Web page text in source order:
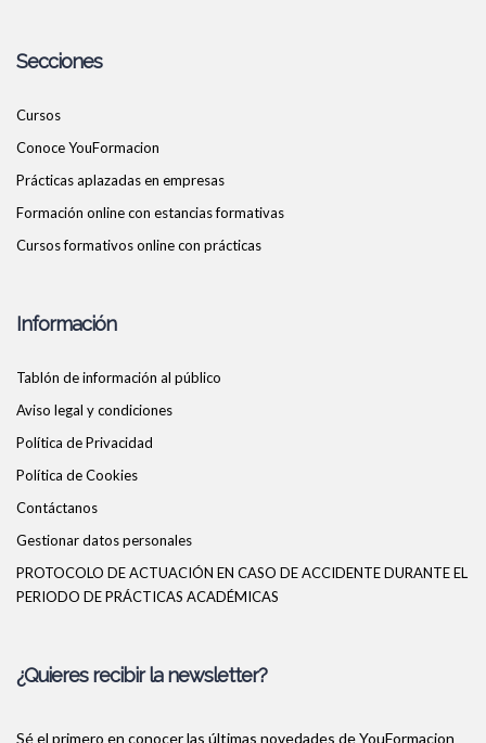
Secciones
Cursos
Conoce YouFormacion
Prácticas aplazadas en empresas
Formación online con estancias formativas
Cursos formativos online con prácticas
Información
Tablón de información al público
Aviso legal y condiciones
Política de Privacidad
Política de Cookies
Contáctanos
Gestionar datos personales
PROTOCOLO DE ACTUACIÓN EN CASO DE ACCIDENTE DURANTE EL
PERIODO DE PRÁCTICAS ACADÉMICAS
¿Quieres recibir la newsletter?
Sé el primero en conocer las últimas novedades de YouFormacion